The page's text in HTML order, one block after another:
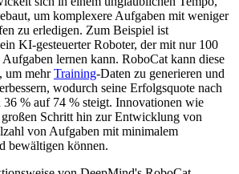
um komplexere Aufgaben mit weniger
zu erledigen. Zum Beispiel ist
ein KI-gesteuerter Roboter, der mit nur 100
lernen kann. RoboCat kann diese
um mehrTraining-Daten zu generieren und
wodurch seine Erfolgsquote nach
% auf 74 % steigt. Innovationen wie
Schritt hin zur Entwicklung von
von Aufgaben mit minimalem
bewältigen können.